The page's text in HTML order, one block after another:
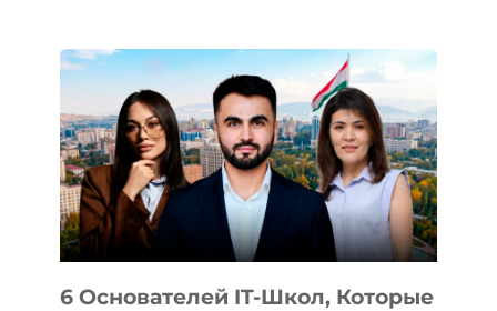
ВНЕШНЕГО
ВИДА
НОВОГО
УСТРОЙСТВА
ОТ
OPENAI
6 Основателей IT-Школ, Которые